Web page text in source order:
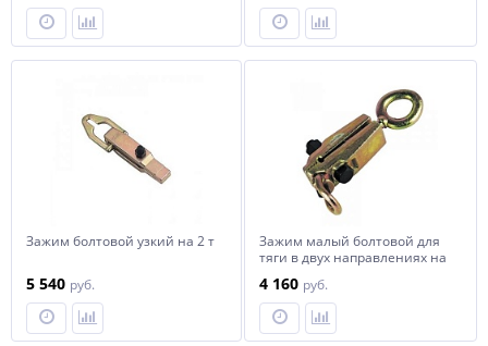
Зажим болтовой узкий на 2 т
5 540 руб.
Зажим малый болтовой для
тяги в двух направлениях на
4 160 руб.